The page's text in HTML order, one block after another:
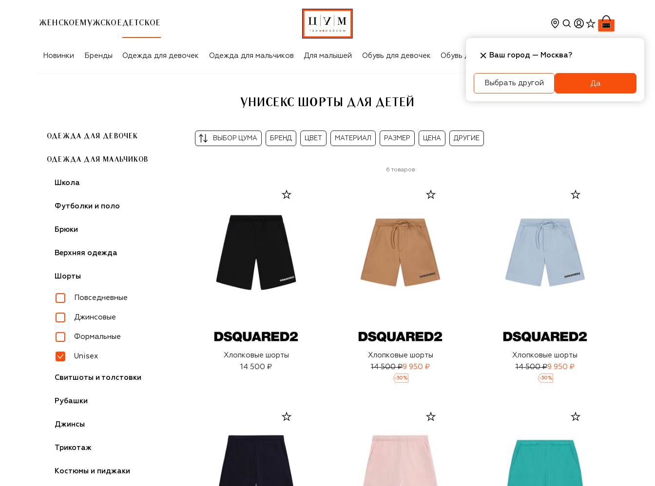
ЖЕНСКОЕ МУЖСКОЕ ДЕТСКОЕ
УНИСЕКС ШОРТЫ ДЛЯ ДЕТЕЙ
Новинки Бренды Одежда для девочек Одежда для мальчиков Для малышей Обувь для девочек Обувь для мальчиков Игрушки Аксесcуары
УНИСЕКС ШОРТЫ ДЛЯ ДЕТЕЙ
ОДЕЖДА ДЛЯ ДЕВОЧЕК
ОДЕЖДА ДЛЯ МАЛЬЧИКОВ
Школа
Футболки и поло
Брюки
Верхняя одежда
Шорты
Повседневные
Джинсовые
Формальные
Unisex
Свитшоты и толстовки
Рубашки
Джинсы
Трикотаж
Костюмы и пиджаки
ВЫБОР ЦУМА БРЕНД ЦВЕТ МАТЕРИАЛ РАЗМЕР ЦЕНА ДРУГИЕ
6 товаров
Хлопковые шорты
14 500 ₽
Хлопковые шорты
14 500 ₽9 950 ₽
-30 %
Хлопковые шорты
14 500 ₽9 950 ₽
-30 %
Ваш город — Москва?
Выбрать другой Да